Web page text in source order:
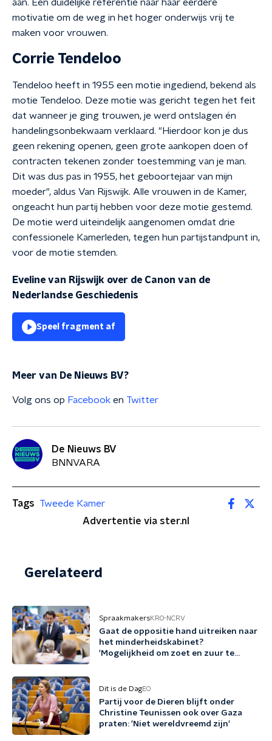
aan. Een duidelijke referentie naar haar eerdere
motivatie om de weg in het hoger onderwijs vrij te
maken voor vrouwen.
Corrie Tendeloo
Tendeloo heeft in 1955 een motie ingediend, bekend als
motie Tendeloo. Deze motie was gericht tegen het feit
dat wanneer je ging trouwen, je werd ontslagen én
handelingsonbekwaam verklaard. "Hierdoor kon je dus
geen rekening openen, geen grote aankopen doen of
contracten tekenen zonder toestemming van je man.
Dit was dus pas in 1955, het geboortejaar van mijn
moeder", aldus Van Rijswijk. Alle vrouwen in de Kamer,
ongeacht hun partij hebben voor deze motie gestemd.
De motie werd uiteindelijk aangenomen omdat drie
confessionele Kamerleden, tegen hun partijstandpunt in,
voor de motie stemden.
Eveline van Rijswijk over de Canon van de
Nederlandse Geschiedenis
Speel fragment af
Meer van De Nieuws BV?
Volg ons op Facebook en Twitter
De Nieuws BV
BNNVARA
Tags
Tweede Kamer
Advertentie via ster.nl
Gerelateerd
SpraakmakersKRO-NCRV
Gaat de oppositie hand uitreiken naar
het minderheidskabinet?
'Mogelijkheid om zoet en zuur te
Dit is de DagEO
Partij voor de Dieren blijft onder
Christine Teunissen ook over Gaza
praten: 'Niet wereldvreemd zijn'